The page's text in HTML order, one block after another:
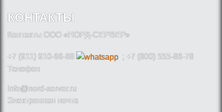
КОНТАКТЫ
Контакты ООО «НОРД-СЕРВЕР»
+7 (911) 910-66-88
; +7 (800) 555-86-78
Телефон
info@nord-server.ru
Электронная почта